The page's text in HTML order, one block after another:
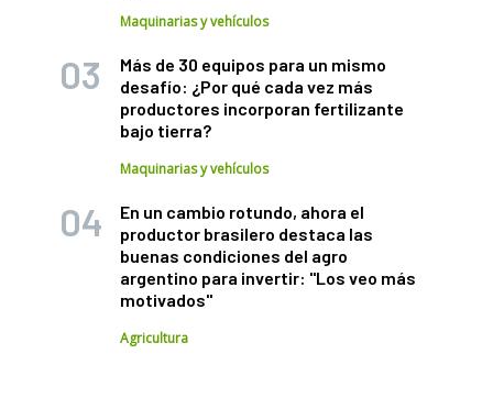
Maquinarias y vehículos
Más de 30 equipos para un mismo
desafío: ¿Por qué cada vez más
productores incorporan fertilizante
bajo tierra?
Maquinarias y vehículos
En un cambio rotundo, ahora el
productor brasilero destaca las
buenas condiciones del agro
argentino para invertir: "Los veo más
motivados"
Agricultura